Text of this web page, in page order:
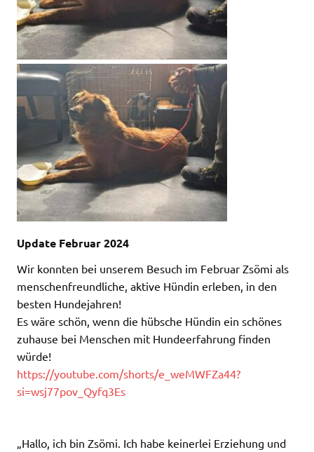
Update Februar 2024
Wir konnten bei unserem Besuch im Februar Zsömi als
menschenfreundliche, aktive Hündin erleben, in den
besten Hundejahren!
Es wäre schön, wenn die hübsche Hündin ein schönes
zuhause bei Menschen mit Hundeerfahrung finden
würde!
https://youtube.com/shorts/e_weMWFZa44?
si=wsj77pov_Qyfq3Es
„Hallo, ich bin Zsömi. Ich habe keinerlei Erziehung und